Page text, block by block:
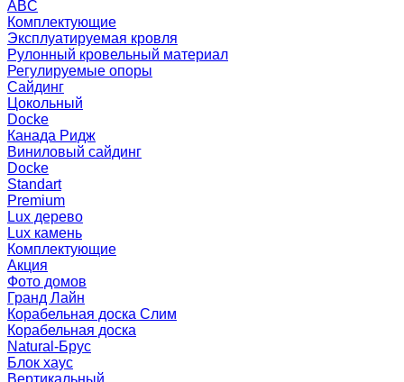
ABC
Комплектующие
Эксплуатируемая кровля
Рулонный кровельный материал
Регулируемые опоры
Сайдинг
Цокольный
Docke
Канада Ридж
Виниловый сайдинг
Docke
Standart
Premium
Lux дерево
Lux камень
Комплектующие
Акция
Фото домов
Гранд Лайн
Корабельная доска Слим
Корабельная доска
Natural-Брус
Блок хаус
Вертикальный